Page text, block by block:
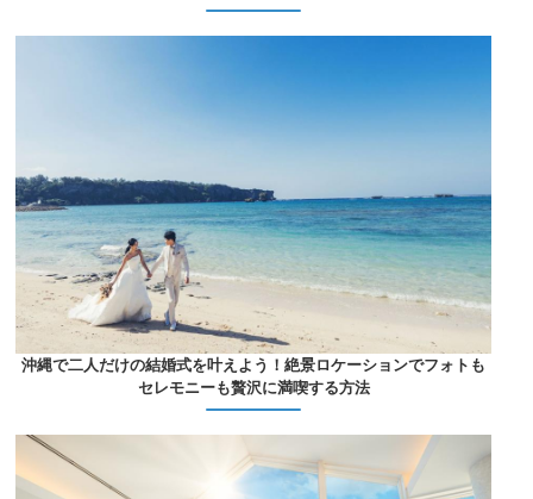
沖縄で二人だけの結婚式を叶えよう！絶景ロケーションでフォトも
セレモニーも贅沢に満喫する方法